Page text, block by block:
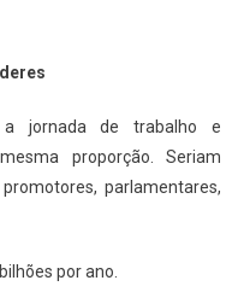
jornada de trabalho e
proporção. Seriam
parlamentares,
por ano.